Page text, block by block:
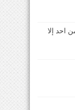
احد إلا